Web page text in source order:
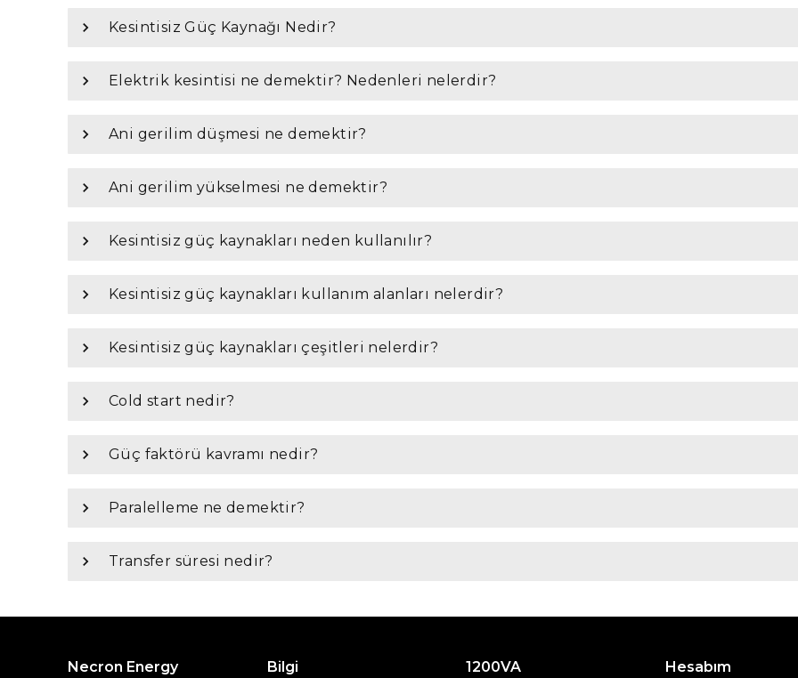
Kesintisiz Güç Kaynağı Nedir?
Elektrik kesintisi ne demektir? Nedenleri nelerdir?
Ani gerilim düşmesi ne demektir?
Ani gerilim yükselmesi ne demektir?
Kesintisiz güç kaynakları neden kullanılır?
Kesintisiz güç kaynakları kullanım alanları nelerdir?
Kesintisiz güç kaynakları çeşitleri nelerdir?
Cold start nedir?
Güç faktörü kavramı nedir?
Paralelleme ne demektir?
Transfer süresi nedir?
Necron Energy Bilgi 1200VA Hesabım